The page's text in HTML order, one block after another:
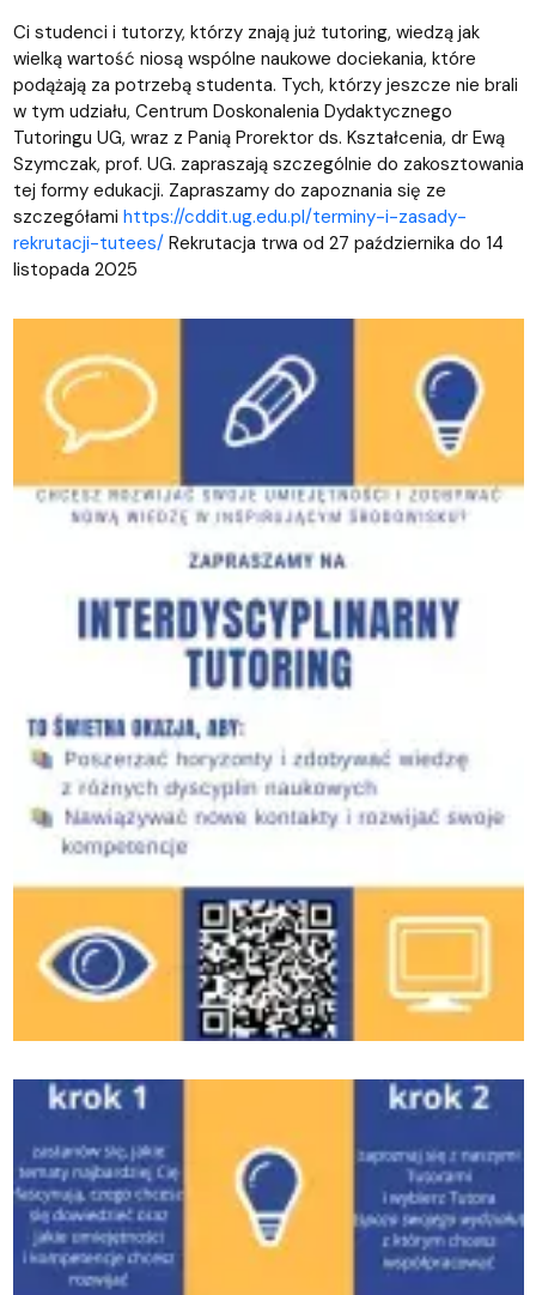
Ci studenci i tutorzy, którzy znają już tutoring, wiedzą jak
wielką wartość niosą wspólne naukowe dociekania, które
podążają za potrzebą studenta. Tych, którzy jeszcze nie brali
w tym udziału, Centrum Doskonalenia Dydaktycznego
Tutoringu UG, wraz z Panią Prorektor ds. Kształcenia, dr Ewą
Szymczak, prof. UG. zapraszają szczególnie do zakosztowania
tej formy edukacji. Zapraszamy do zapoznania się ze
szczegółami https://cddit.ug.edu.pl/terminy-i-zasady-
rekrutacji-tutees/Rekrutacja trwa od 27 października do 14
listopada 2025